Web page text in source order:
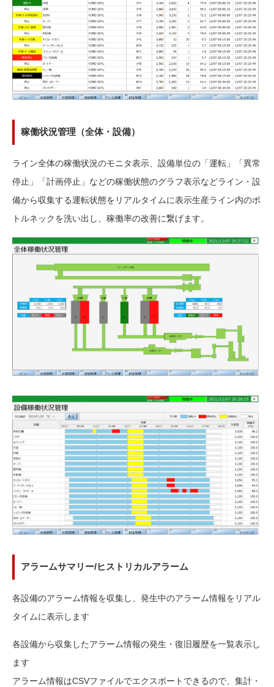
稼働状況管理（全体・設備）
ライン全体の稼働状況のモニタ表示、設備単位の「運転」「異常
停止」「計画停止」などの稼働状態のグラフ表示などライン・設
備から収集する運転状態をリアルタイムに表示生産ライン内のボ
トルネックを洗い出し、稼働率の改善に繋げます。
アラームサマリー/ヒストリカルアラーム
各設備のアラーム情報を収集し、発生中のアラーム情報をリアル
タイムに表示します
各設備から収集したアラーム情報の発生・復旧履歴を一覧表示し
ます
アラーム情報はCSVファイルでエクスポートできるので、集計・